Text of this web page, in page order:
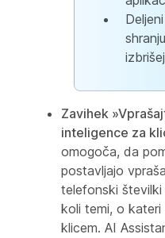
Zavihek
inteligence za
omogoča, da
postavljajo
telefonski
koli temi, o kateri
klicem. AI